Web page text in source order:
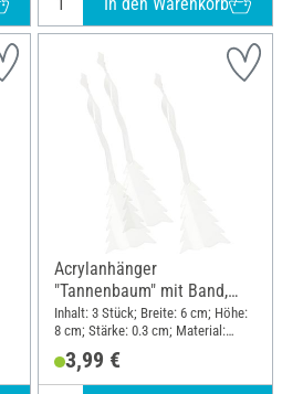
Acrylanhänger
"Tannenbaum" mit Band,
3er-Set
Inhalt: 3 Stück; Breite: 6 cm; Höhe:
8 cm; Stärke: 0.3 cm; Material:
3,99 €